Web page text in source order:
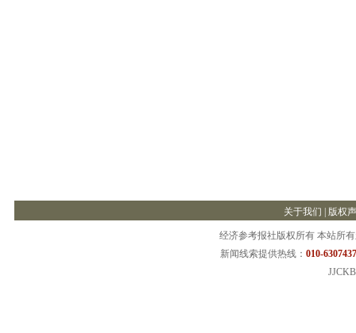
关于我们 版权
经济参考报社版权所有 本站所
新闻线索提供热线： 010-